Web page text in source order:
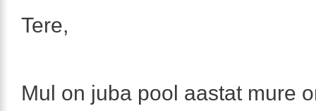
Tere,
Mul on juba pool aastat mure